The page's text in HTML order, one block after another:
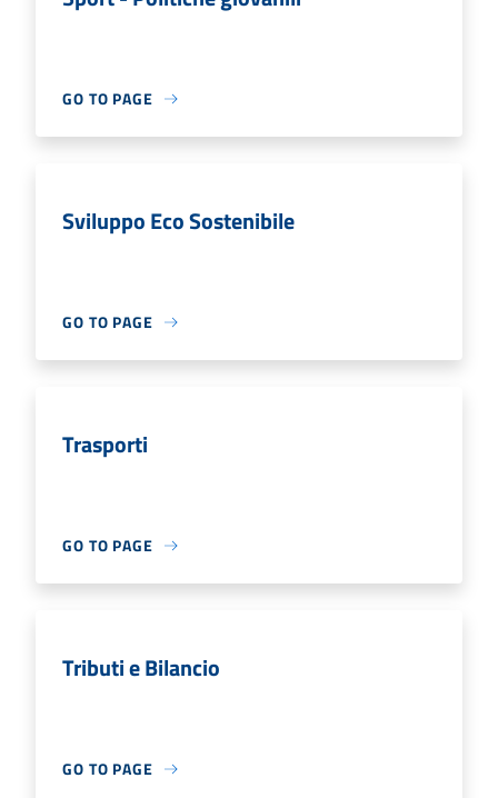
GO TO PAGE
Sviluppo Eco Sostenibile
GO TO PAGE
Trasporti
GO TO PAGE
Tributi e Bilancio
GO TO PAGE